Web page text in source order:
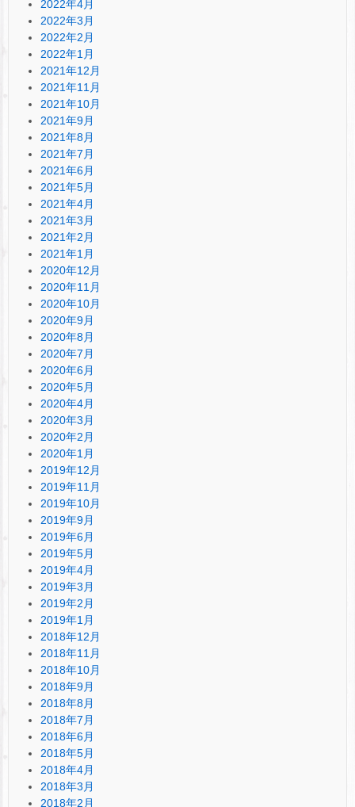
2022年4月
2022年3月
2022年2月
2022年1月
2021年12月
2021年11月
2021年10月
2021年9月
2021年8月
2021年7月
2021年6月
2021年5月
2021年4月
2021年3月
2021年2月
2021年1月
2020年12月
2020年11月
2020年10月
2020年9月
2020年8月
2020年7月
2020年6月
2020年5月
2020年4月
2020年3月
2020年2月
2020年1月
2019年12月
2019年11月
2019年10月
2019年9月
2019年6月
2019年5月
2019年4月
2019年3月
2019年2月
2019年1月
2018年12月
2018年11月
2018年10月
2018年9月
2018年8月
2018年7月
2018年6月
2018年5月
2018年4月
2018年3月
2018年2月